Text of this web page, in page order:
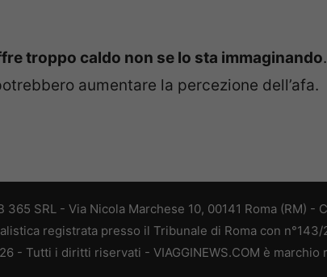
troppo caldo non se lo sta immaginando.
aumentare la percezione dell’afa.
SRL - Via Nicola Marchese 10, 00141 Roma (RM) -
registrata presso il Tribunale di Roma con
- Tutti i diritti riservati - VIAGGINEWS.COM è marchio